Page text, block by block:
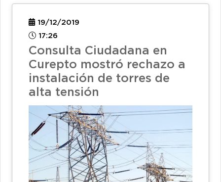
19/12/2019
17:26
Consulta Ciudadana en
Curepto mostró rechazo a
instalación de torres de
alta tensión